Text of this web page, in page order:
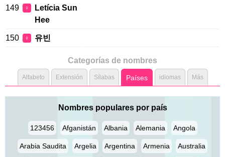
149 ♀
Letícia Sun
Hee
150 ♀ 유빈
Categorías de nombres
Alfabeto Extensión Sílabas Países idiomas Más
Nombres populares por país
123456 Afganistán Albania Alemania Angola
Arabia Saudita Argelia Argentina Armenia Australia